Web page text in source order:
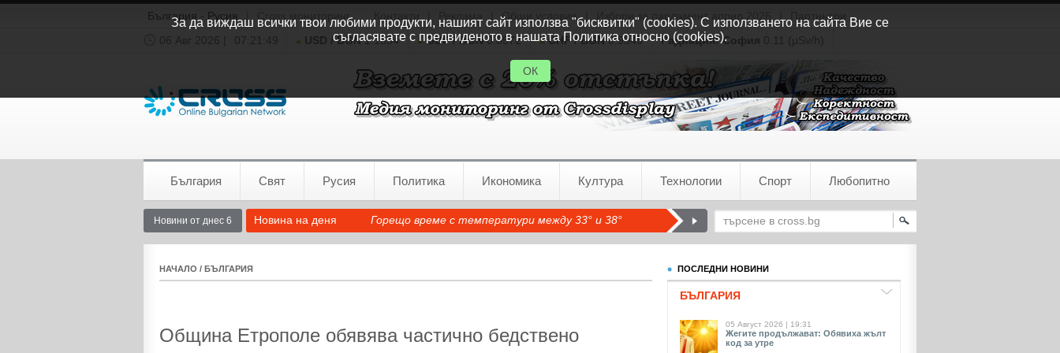
България - Русия Cross мониторинг Общи условия Избори за парламент април 2026
Партньори
06 Авг 2026 |
07:21:50 USD / BGN1.1554 GBP / BGN0.8572 CHF / BGN0.9345 Радиация:София 0.11 (µSv/h)
България Свят Русия Политика Икономика Култура Технологии Спорт Любопитно
Новини от днес 6 Новина на деня Горещо време с температури между 33° и 38°
НАЧАЛО / БЪЛГАРИЯ
Община Етрополе обявява частично бедствено
ПОСЛЕДНИ НОВИНИ
БЪЛГАРИЯ
05 Август 2026 | 19:31
Жегите продължават: Обявиха жълт
код за утре
За да виждаш всички твои любими продукти, нашият сайт използва "бисквитки" (cookies). С използването на сайта Вие се
съгласявате с предвиденото в нашата Политика относно (cookies).
ОК